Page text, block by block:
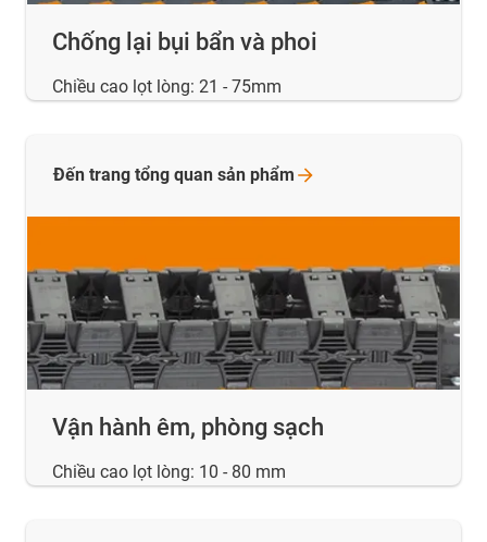
Chống lại bụi bẩn và phoi
Chiều cao lọt lòng: 21 - 75mm
Vận hành êm, phòng sạch
Chiều cao lọt lòng: 10 - 80 mm
Đến trang tổng quan sản phẩm